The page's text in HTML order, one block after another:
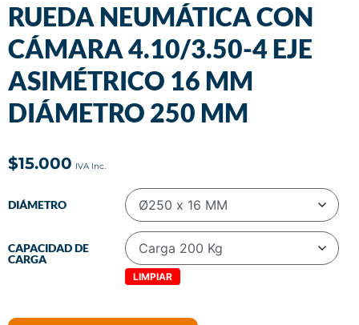
RUEDA NEUMÁTICA CON
CÁMARA 4.10/3.50-4 EJE
ASIMÉTRICO 16 MM
DIÁMETRO 250 MM
$15.000
DIÁMETRO
CAPACIDAD DE
CARGA
LIMPIAR